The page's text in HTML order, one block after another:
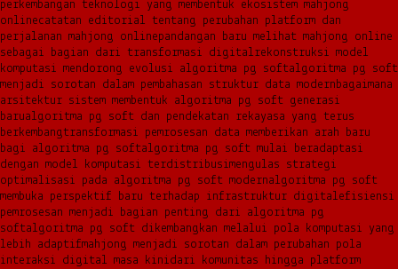
perkembangan teknologi yang membentuk ekosistem mahjong
onlinecatatan editorial tentang perubahan platform dan
perjalanan mahjong onlinepandangan baru melihat mahjong online
sebagai bagian dari transformasi digitalrekonstruksi model
komputasi mendorong evolusi algoritma pg softalgoritma pg soft
menjadi sorotan dalam pembahasan struktur data modernbagaimana
arsitektur sistem membentuk algoritma pg soft generasi
barualgoritma pg soft dan pendekatan rekayasa yang terus
berkembangtransformasi pemrosesan data memberikan arah baru
bagi algoritma pg softalgoritma pg soft mulai beradaptasi
dengan model komputasi terdistribusimengulas strategi
optimalisasi pada algoritma pg soft modernalgoritma pg soft
membuka perspektif baru terhadap infrastruktur digitalefisiensi
pemrosesan menjadi bagian penting dari algoritma pg
softalgoritma pg soft dikembangkan melalui pola komputasi yang
lebih adaptifmahjong menjadi sorotan dalam perubahan pola
interaksi digital masa kinidari komunitas hingga platform